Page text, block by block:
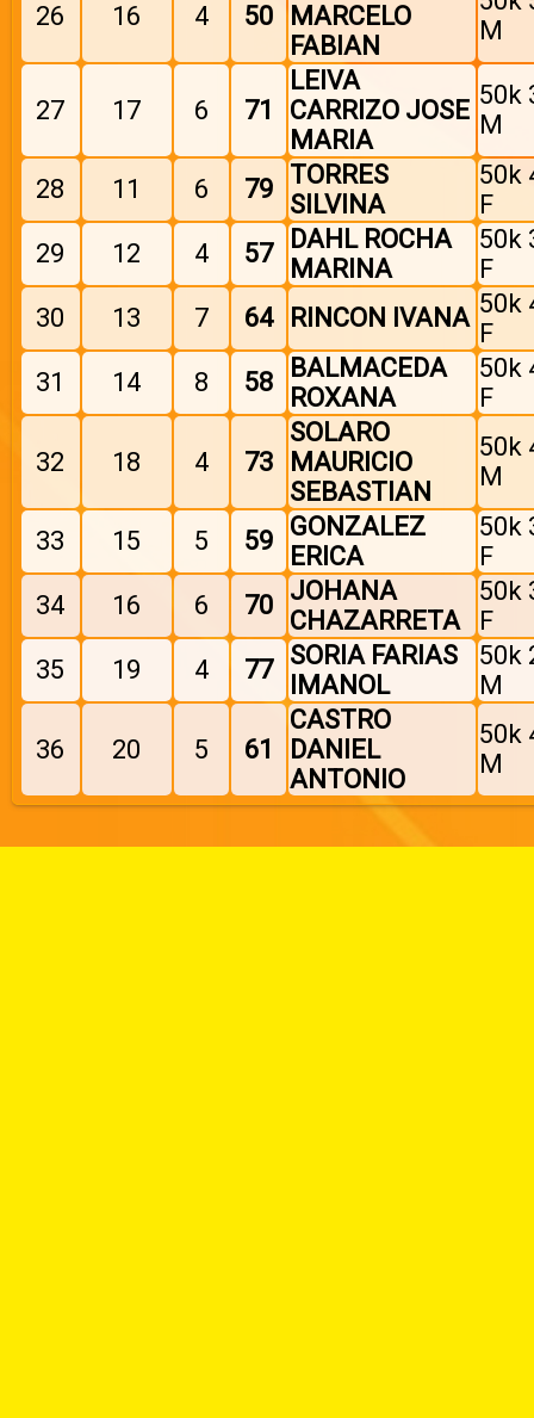
26 16 4 50
MARCELO
FABIAN
M
27 17 6 71
LEIVA
CARRIZO JOSE
MARIA
50k
M
28 11 6 79
TORRES
SILVINA
50k
F
29
12 4 57
DAHL ROCHA
MARINA
50k
F
30
13 7 64 RINCON IVANA 50k
F
31
14 8 58
BALMACEDA
ROXANA
50k
F
32 18 4 73
SOLARO
MAURICIO
SEBASTIAN
50k
M
33 15 5 59
GONZALEZ
ERICA
50k
F
34
16 6 70
JOHANA
CHAZARRETA
50k
F
35
19 4 77
SORIA FARIAS
IMANOL
50k
M
36 20 5 61
CASTRO
DANIEL
ANTONIO
50k
M